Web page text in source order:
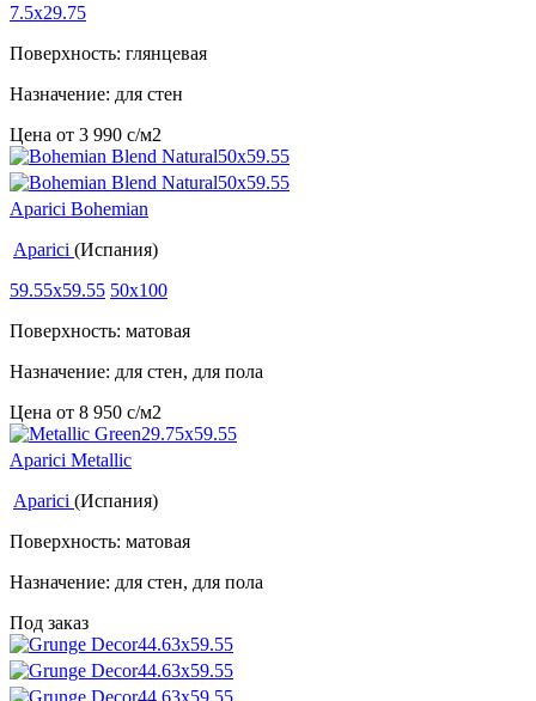
7.5x29.75
Поверхность: глянцевая
Назначение: для стен
Цена от 3 990 c/м2
Aparici Bohemian
Aparici (Испания)
59.55x59.55 50x100
Поверхность: матовая
Назначение: для стен, для пола
Цена от 8 950 c/м2
Aparici Metallic
Aparici (Испания)
Поверхность: матовая
Назначение: для стен, для пола
Под заказ